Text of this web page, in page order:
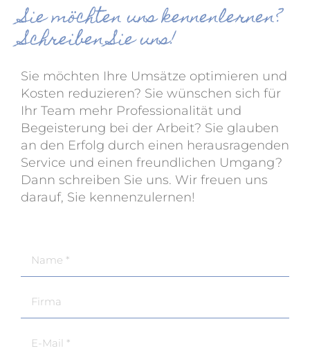
Sie möchten uns kennenlernen?
Schreiben Sie uns!
Sie möchten Ihre Umsätze optimieren und
Kosten reduzieren? Sie wünschen sich für
Ihr Team mehr Professionalität und
Begeisterung bei der Arbeit? Sie glauben
an den Erfolg durch einen herausragenden
Service und einen freundlichen Umgang?
Dann schreiben Sie uns. Wir freuen uns
darauf, Sie kennenzulernen!